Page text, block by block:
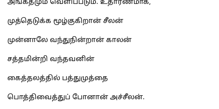
அங்கதமும் வெளிப்படும். உதாரணமாக,
முத்தெடுக்க மூழ்குகிறான் சீலன்
முன்னாலே வந்துநின்றான் காலன்
சத்தமின்றி வந்தவனின்
கைத்தலத்தில் பத்துமுத்தை
பொத்திவைத்துப் போனான் அச்சீலன்.